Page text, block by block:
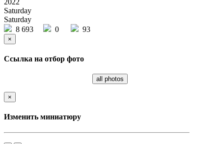
Saturday
Saturday
8 693
0 93
×
Ссылка на отбор фото
all photos
×
Изменить миниатюру